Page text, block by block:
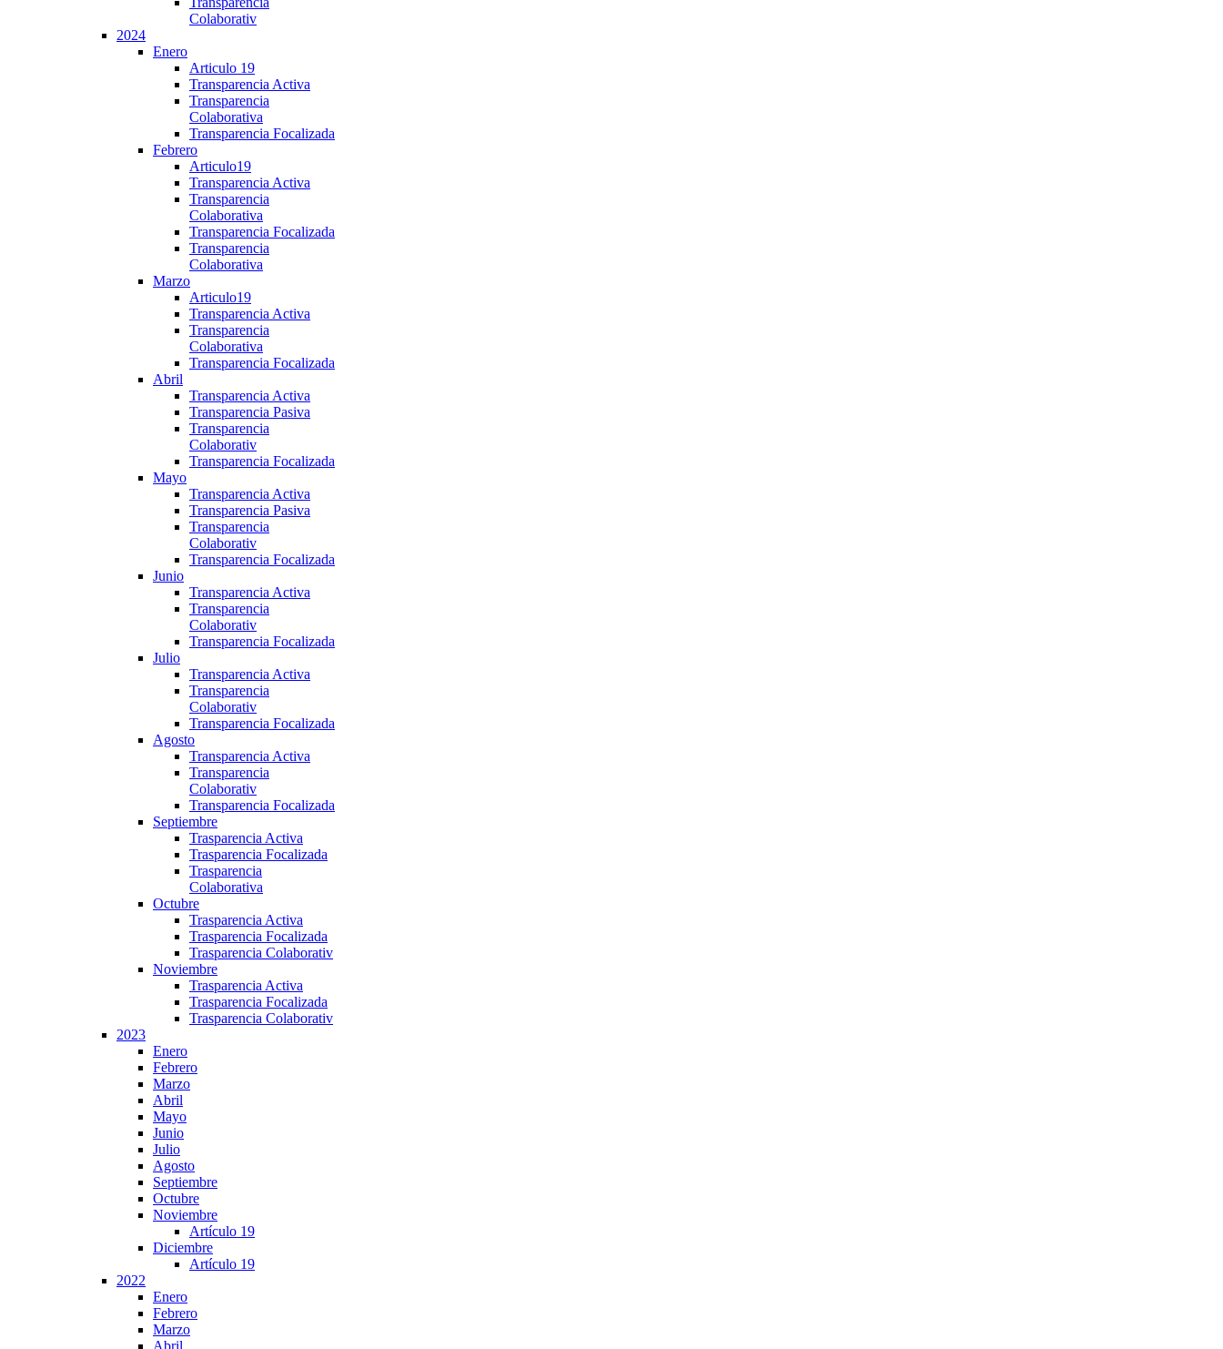
Colaborativ
2024
Enero
Articulo 19
Transparencia Activa
Transparencia
Colaborativa
Transparencia Focalizada
Febrero
Articulo19
Transparencia Activa
Transparencia
Colaborativa
Transparencia Focalizada
Transparencia
Colaborativa
Marzo
Articulo19
Transparencia Activa
Transparencia
Colaborativa
Transparencia Focalizada
Abril
Transparencia Activa
Transparencia Pasiva
Transparencia
Colaborativ
Transparencia Focalizada
Mayo
Transparencia Activa
Transparencia Pasiva
Transparencia
Colaborativ
Transparencia Focalizada
Junio
Transparencia Activa
Transparencia
Colaborativ
Transparencia Focalizada
Julio
Transparencia Activa
Transparencia
Colaborativ
Transparencia Focalizada
Agosto
Transparencia Activa
Transparencia
Colaborativ
Transparencia Focalizada
Septiembre
Trasparencia Activa
Trasparencia Focalizada
Trasparencia
Colaborativa
Octubre
Trasparencia Activa
Trasparencia Focalizada
Trasparencia Colaborativ
Noviembre
Trasparencia Activa
Trasparencia Focalizada
Trasparencia Colaborativ
2023
Enero
Febrero
Marzo
Abril
Mayo
Junio
Julio
Agosto
Septiembre
Octubre
Noviembre
Artículo 19
Diciembre
Artículo 19
2022
Enero
Febrero
Marzo
Abril